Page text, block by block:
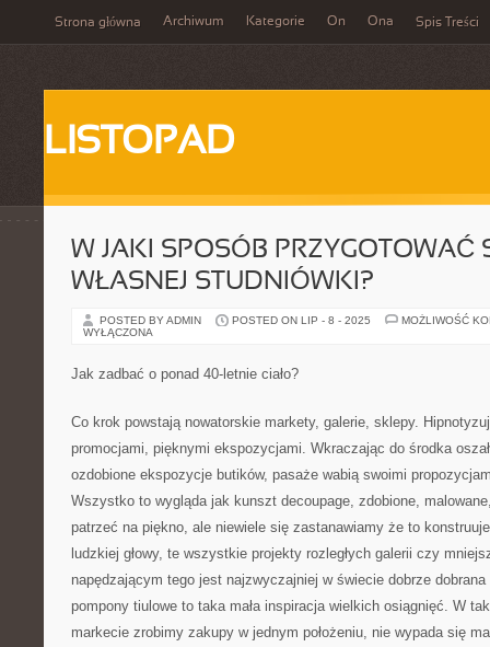
Strona główna Archiwum Kategorie On Ona Spis Treści
LISTOPAD
W JAKI SPOSÓB PRZYGOTOWAĆ
WŁASNEJ STUDNIÓWKI?
POSTED BY ADMIN POSTED ON LIP - 8 - 2025
MOŻLIWOŚĆ
WYŁĄCZONA
Jak zadbać o ponad 40-letnie ciało?
Co krok powstają nowatorskie markety, galerie, sklepy.
promocjami, pięknymi ekspozycjami. Wkraczając do środka
ozdobione ekspozycje butików, pasaże wabią swoimi
Wszystko to wygląda jak kunszt decoupage, zdobione,
patrzeć na piękno, ale niewiele się zastanawiamy że to
ludzkiej głowy, te wszystkie projekty rozległych galerii czy
napędzającym tego jest najzwyczajniej w świecie dobrze
pompony tiulowe to taka mała inspiracja wielkich osiągnięć. W
markecie zrobimy zakupy w jednym położeniu, nie wypada się